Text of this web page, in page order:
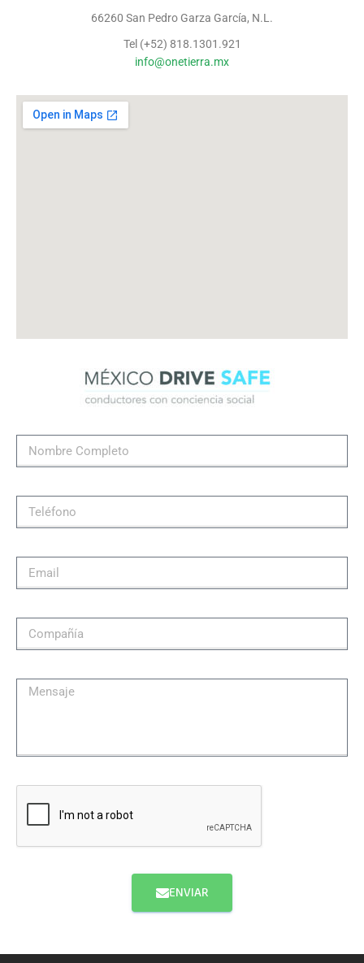
66260 San Pedro Garza García, N.L.
Tel (+52) 818.1301.921
info@onetierra.mx
ENVIAR